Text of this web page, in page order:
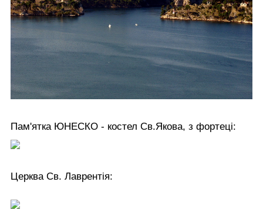
Пам'ятка ЮНЕСКО - костел Св.Якова, з фортеці:
Церква Св. Лаврентія: